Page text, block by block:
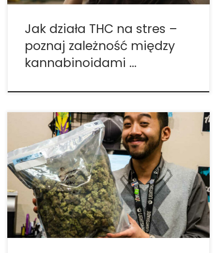
Jak działa THC na stres –
poznaj zależność między
kannabinoidami …
Mimo, że jest stosowana jako środek pobudzający
w większości świata, u osób z zespołem deficytu
uwagi (ADD), kofeina ma działanie uspokajające ze
względu na sposób, w jaki ich mózgi wytwarzają i
wchodzą w interakcje z dopaminą. W Stanach
Zjednoczonych ADD […]